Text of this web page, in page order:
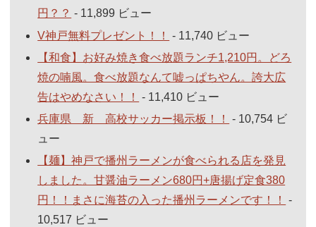
円？？ - 11,899 ビュー
V神戸無料プレゼント！！
- 11,740 ビュー
【和食】お好み焼き食べ放題ランチ1,210円。どろ
焼の喃風。食べ放題なんて嘘っぱちやん。誇大広
告はやめなさい！！
- 11,410 ビュー
兵庫県 新 高校サッカー掲示板！！
- 10,754 ビ
ュー
【麺】神戸で播州ラーメンが食べられる店を発見
しました。甘醤油ラーメン680円+唐揚げ定食380
円！！まさに海苔の入った播州ラーメンです！！
-
10,517 ビュー